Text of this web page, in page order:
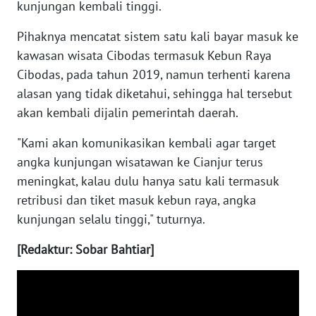
kunjungan kembali tinggi.
Pihaknya mencatat sistem satu kali bayar masuk ke
kawasan wisata Cibodas termasuk Kebun Raya
Cibodas, pada tahun 2019, namun terhenti karena
alasan yang tidak diketahui, sehingga hal tersebut
akan kembali dijalin pemerintah daerah.
"Kami akan komunikasikan kembali agar target
angka kunjungan wisatawan ke Cianjur terus
meningkat, kalau dulu hanya satu kali termasuk
retribusi dan tiket masuk kebun raya, angka
kunjungan selalu tinggi," tuturnya.
[Redaktur: Sobar Bahtiar]
WN
WN
KALTIM
WN
WN
GORONTALO
WN
SULUT